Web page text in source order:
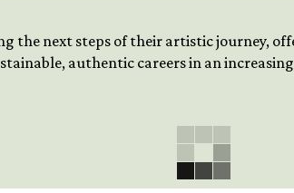
the next steps of their artistic journey,
authentic careers in an